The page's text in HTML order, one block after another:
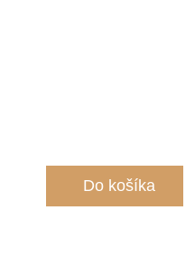
Do košíka